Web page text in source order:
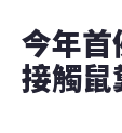
今年首
接觸